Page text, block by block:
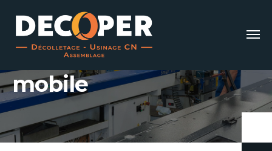
Étiquette :Poupée
mobile